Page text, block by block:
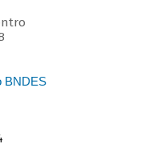
BNDES